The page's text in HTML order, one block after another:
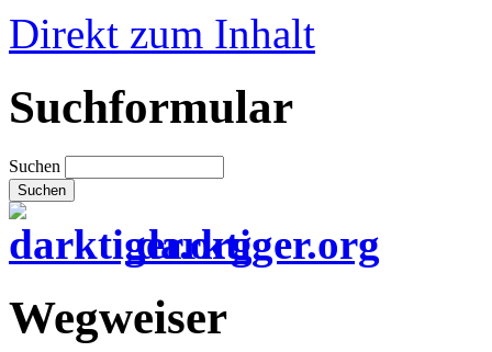
Direkt zum Inhalt
Suchformular
Suchen
darktiger.org
Wegweiser